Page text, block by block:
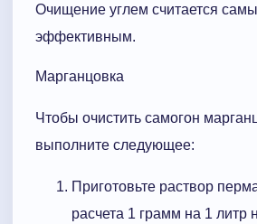
Очищение углем считается
эффективным.
Марганцовка
Чтобы очистить самогон
выполните следующее:
Приготовьте раствор
расчета 1 грамм на 1 литр